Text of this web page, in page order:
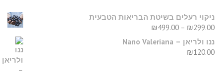
ניקוי רעלים בשיטת הבריאות הטבעית
₪299.00
–
₪499.00
ננו ולריאן – Nano Valeriana
₪120.00